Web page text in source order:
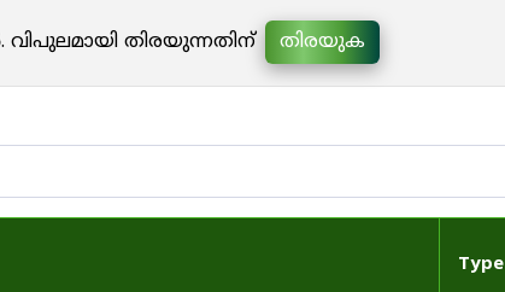
. വിപുലമായി തിരയുന്നതിന് തിരയുക
Type